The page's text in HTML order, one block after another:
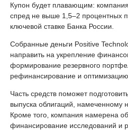
Купон будет плавающим: компания
спред не выше 1,5–2 процентных
ключевой ставке Банка России.
Собранные деньги Positive
направить на укрепление
формирование резервного
рефинансирование и оптимизацию
Часть средств поможет
выпуска облигаций, намеченному
Кроме того, компания намерена
финансирование исследований и